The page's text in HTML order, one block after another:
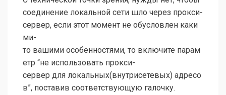
соединение локальной сети шло через прокси-
сервер, если этот момент не обусловлен каки
ми-
то вашими особенностями, то включите парам
етр “не использовать прокси-
сервер для локальных(внутрисетевых) адресо
в”, поставив соответствующую галочку.